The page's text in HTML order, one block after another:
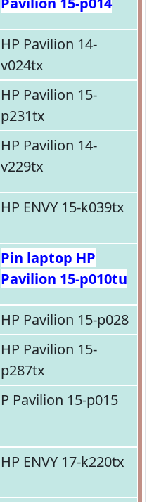
HP Pavilion 14-
v024tx
HP Pavilion 15-
p231tx
HP Pavilion 14-
v229tx
HP ENVY 15-k039tx
Pin laptop HP
Pavilion 15-p010tu
HP Pavilion 15-p028
HP Pavilion 15-
p287tx
P Pavilion 15-p015
HP ENVY 17-k220tx